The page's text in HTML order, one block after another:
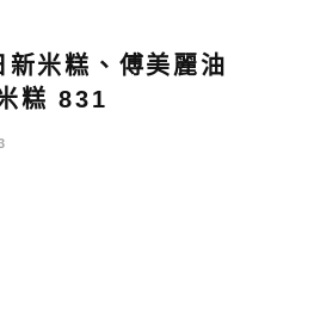
新米糕、傅美麗油
糕 831